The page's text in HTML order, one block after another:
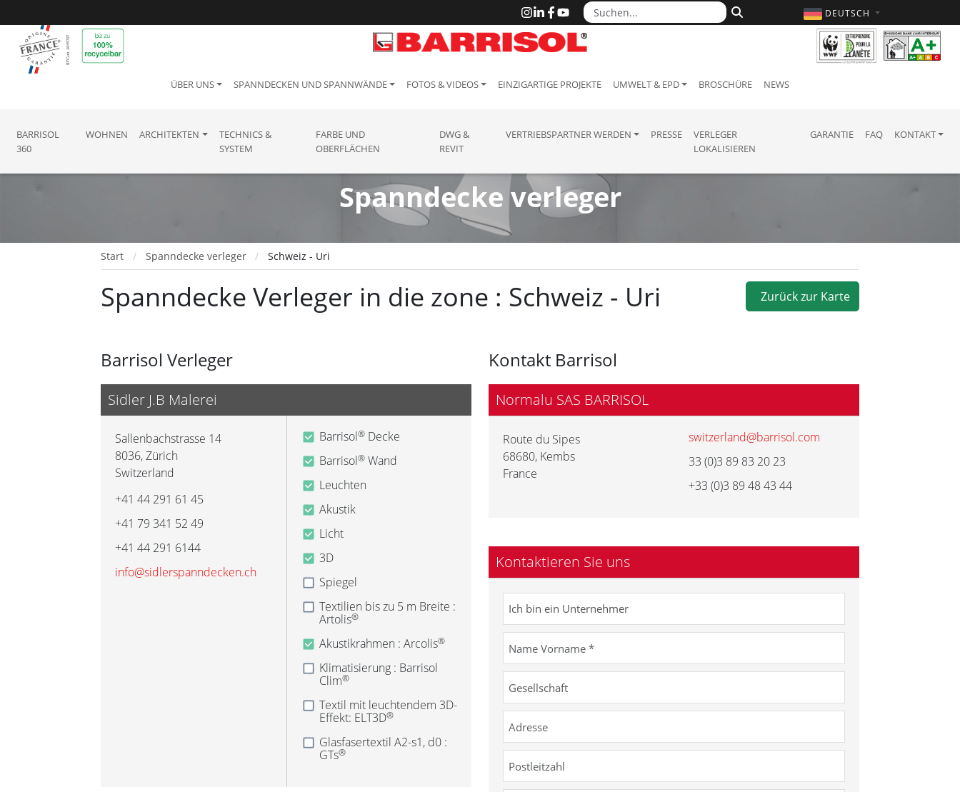
DEUTSCH
ÜBER UNS SPANNDECKEN UND SPANNWÄNDE FOTOS & VIDEOS EINZIGARTIGE PROJEKTE UMWELT & EPD BROSCHÜRE NEWS
BARRISOL
360
WOHNEN ARCHITEKTEN
TECHNICS &
SYSTEM
FARBE UND
OBERFLÄCHEN
DWG &
REVIT
VERTRIEBSPARTNER WERDEN PRESSE
VERLEGER
LOKALISIEREN
GARANTIE FAQ KONTAKT
Spanndecke verleger
Start Spanndecke verleger Schweiz - Uri
Zurück zur Karte
Spanndecke Verleger in die zone : Schweiz - Uri
Barrisol Verleger
Sidler J.B Malerei
Sallenbachstrasse 14
8036,Zürich
Switzerland
+41 44 291 61 45
+41 79 341 52 49
+41 44 291 6144
info@sidlerspanndecken.ch
Barrisol®Decke
Barrisol®Wand
Leuchten
Akustik
Licht
3D
Spiegel
Textilien bis zu 5 m Breite :
Artolis®
Akustikrahmen : Arcolis®
Klimatisierung : Barrisol
Clim®
Textil mit leuchtendem 3D-
Effekt: ELT3D®
Glasfasertextil A2-s1, d0 :
GTs®
Kontakt Barrisol
Normalu SAS BARRISOL
Route du Sipes
68680, Kembs
France
switzerland@barrisol.com
33 (0)3 89 83 20 23
+33 (0)3 89 48 43 44
Kontaktieren Sie uns